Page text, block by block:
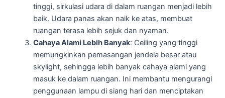
tinggi, sirkulasi udara di dalam ruangan menjadi lebih
baik. Udara panas akan naik ke atas, membuat
ruangan terasa lebih sejuk dan nyaman.
Cahaya Alami Lebih Banyak: Ceiling yang tinggi
memungkinkan pemasangan jendela besar atau
skylight, sehingga lebih banyak cahaya alami yang
masuk ke dalam ruangan. Ini membantu mengurangi
penggunaan lampu di siang hari dan menciptakan